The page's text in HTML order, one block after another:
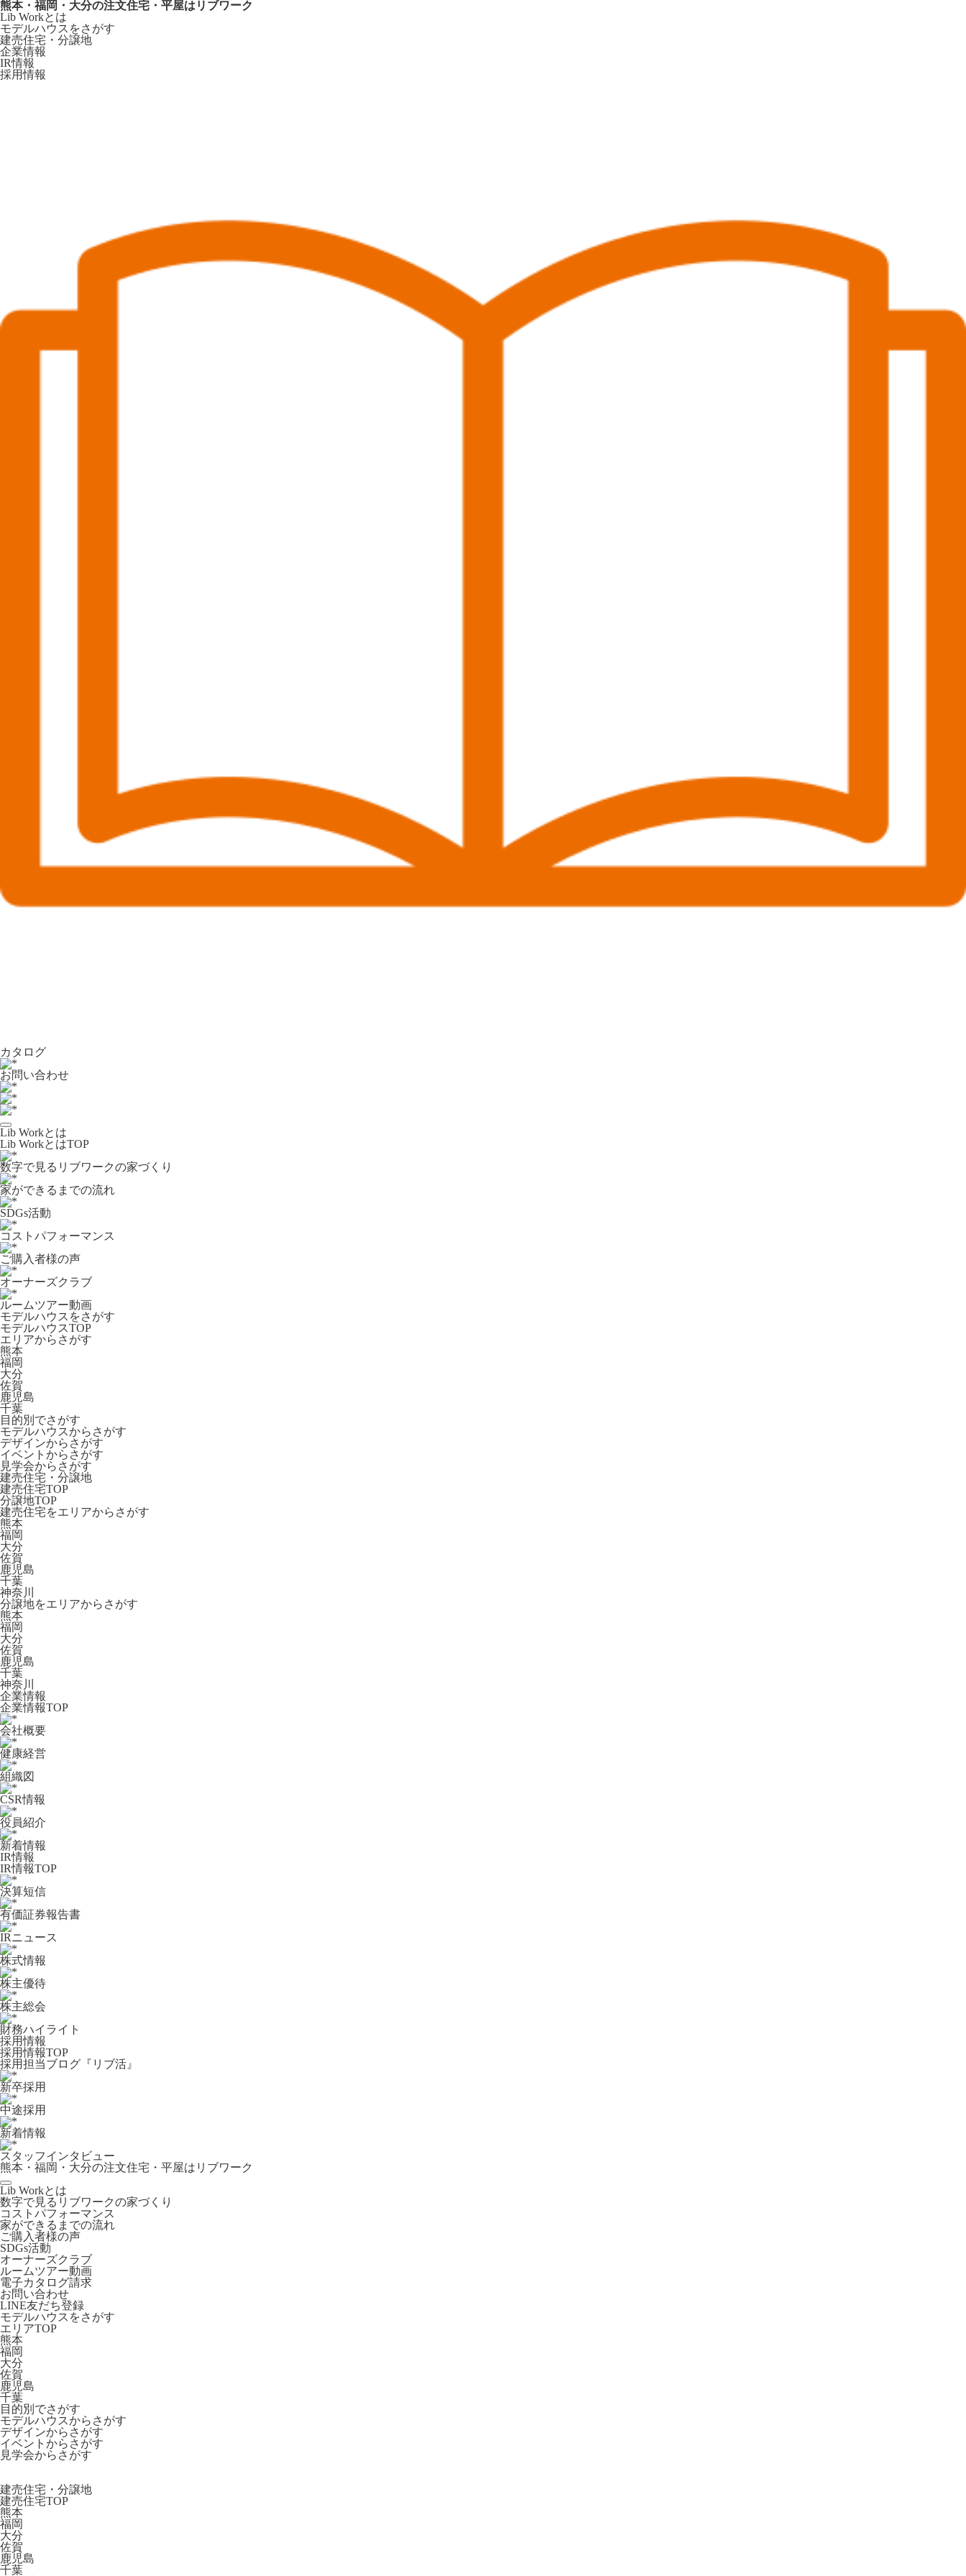
熊本・福岡・大分の注文住宅・平屋はリブワーク
Lib Workとは
モデルハウスをさがす
建売住宅・分譲地
企業情報
IR情報
採用情報
カタログ
お問い合わせ
Lib Workとは
Lib WorkとはTOP
数字で⾒るリブワークの家づくり
家ができるまでの流れ
SDGs活動
コストパフォーマンス
ご購入者様の声
オーナーズクラブ
ルームツアー動画
モデルハウスをさがす
モデルハウスTOP
エリアからさがす
熊本
福岡
大分
佐賀
鹿児島
千葉
目的別でさがす
モデルハウスからさがす
デザインからさがす
イベントからさがす
見学会からさがす
建売住宅・分譲地
建売住宅TOP
分譲地TOP
建売住宅をエリアからさがす
熊本
福岡
大分
佐賀
鹿児島
千葉
神奈川
分譲地をエリアからさがす
熊本
福岡
大分
佐賀
鹿児島
千葉
神奈川
企業情報
企業情報TOP
会社概要
健康経営
組織図
CSR情報
役員紹介
新着情報
IR情報
IR情報TOP
決算短信
有価証券報告書
IRニュース
株式情報
株主優待
株主総会
財務ハイライト
採用情報
採用情報TOP
採用担当ブログ『リブ活』
新卒採用
中途採用
新着情報
スタッフインタビュー
熊本・福岡・大分の注文住宅・平屋はリブワーク
Lib Workとは
数字で見るリブワークの家づくり
コストパフォーマンス
家ができるまでの流れ
ご購入者様の声
SDGs活動
オーナーズクラブ
ルームツアー動画
電子カタログ請求
お問い合わせ
LINE友だち登録
モデルハウスをさがす
エリアTOP
熊本
福岡
大分
佐賀
鹿児島
千葉
目的別でさがす
モデルハウスからさがす
デザインからさがす
イベントからさがす
見学会からさがす
建売住宅・分譲地
建売住宅TOP
熊本
福岡
大分
佐賀
鹿児島
千葉